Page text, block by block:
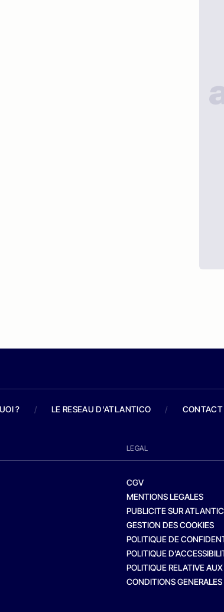
? / LE RESEAU D'ATLANTICO / CONTACT
LEGAL
CGV
MENTIONS LEGALES
PUBLICITE SUR
GESTION DES COOKIES
POLITIQUE DE
POLITIQUE
POLITIQUE RELATIVE
CONDITIONS